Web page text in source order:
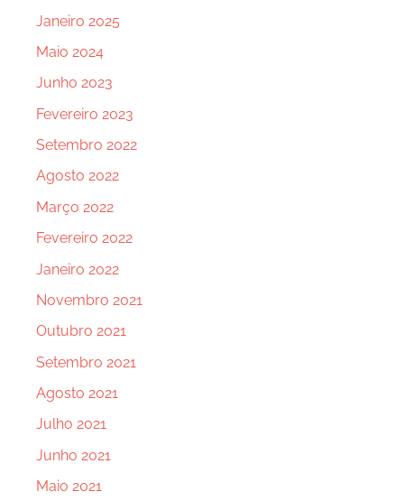
Janeiro 2025
Maio 2024
Junho 2023
Fevereiro 2023
Setembro 2022
Agosto 2022
Março 2022
Fevereiro 2022
Janeiro 2022
Novembro 2021
Outubro 2021
Setembro 2021
Agosto 2021
Julho 2021
Junho 2021
Maio 2021